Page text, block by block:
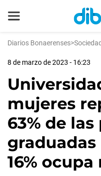
Diarios Bonaerenses>Sociedad
8 de marzo de 2023 - 16:23
mujeres
63% de
graduadas
16%